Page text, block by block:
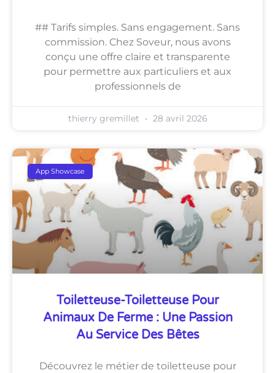
## Tarifs simples. Sans engagement. Sans
commission. Chez Soveur, nous avons
conçu une offre claire et transparente
pour permettre aux particuliers et aux
professionnels de
thierry gremillet 28 avril 2026
App Showcase
Toiletteuse-Toiletteuse Pour
Animaux De Ferme : Une Passion
Au Service Des Bêtes
Découvrez le métier de toiletteuse pour